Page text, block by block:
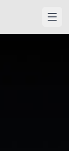
メニ